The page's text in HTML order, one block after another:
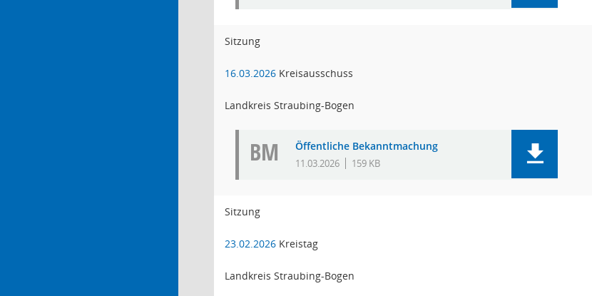
Sitzung
16.03.2026 Kreisausschuss
Landkreis Straubing-Bogen
BM Öffentliche Bekanntmachung
11.03.2026 159 KB
Sitzung
23.02.2026 Kreistag
Landkreis Straubing-Bogen